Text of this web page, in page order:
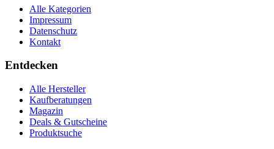
Alle Kategorien
Impressum
Datenschutz
Kontakt
Entdecken
Alle Hersteller
Kaufberatungen
Magazin
Deals & Gutscheine
Produktsuche